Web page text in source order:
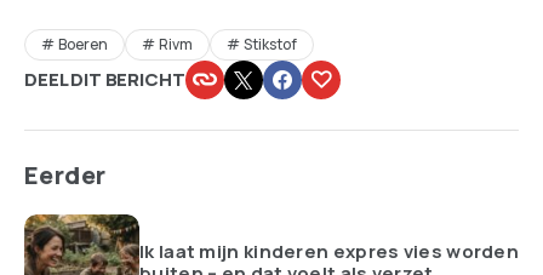
Boeren Rivm Stikstof
DEEL DIT BERICHT
Eerder
Ik laat mijn kinderen expres vies worden